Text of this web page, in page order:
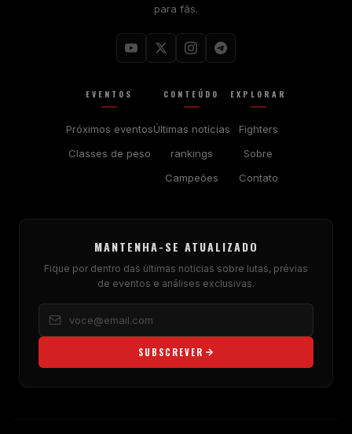
para fãs.
EVENTOS
Próximos eventos
Classes de peso
CONTEÚDO
Últimas notícias
rankings
Campeões
EXPLORAR
Fighters
Sobre
Contato
MANTENHA-SE ATUALIZADO
Fique por dentro das últimas notícias sobre lutas, prévias
de eventos e análises exclusivas.
SUBSCREVER